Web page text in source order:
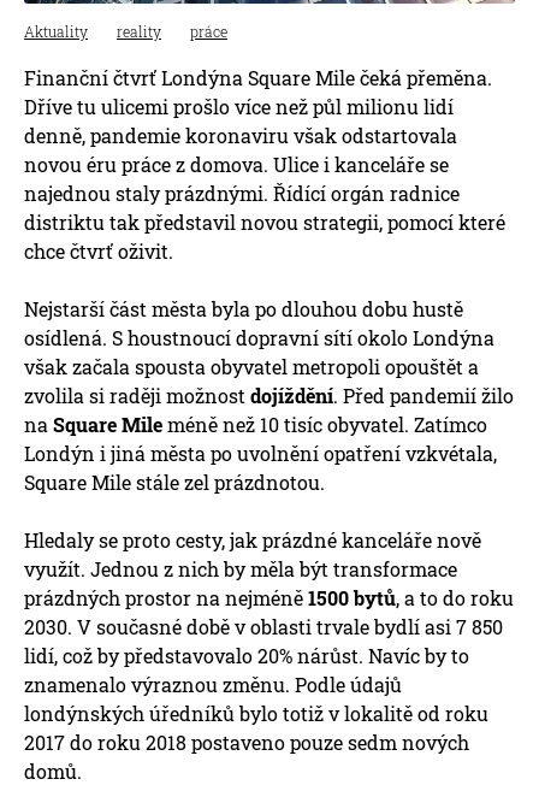
Aktuality reality práce
Finanční čtvrť Londýna Square Mile čeká přeměna.
Dříve tu ulicemi prošlo více než půl milionu lidí
denně, pandemie koronaviru však odstartovala
novou éru práce z domova. Ulice i kanceláře se
najednou staly prázdnými. Řídící orgán radnice
distriktu tak představil novou strategii, pomocí které
chce čtvrť oživit.
Nejstarší část města byla po dlouhou dobu hustě
osídlená. S houstnoucí dopravní sítí okolo Londýna
však začala spousta obyvatel metropoli opouštět a
zvolila si raději možnost dojíždění. Před pandemií žilo
na Square Mileméně než 10 tisíc obyvatel. Zatímco
Londýn i jiná města po uvolnění opatření vzkvétala,
Square Mile stále zel prázdnotou.
Hledaly se proto cesty, jak prázdné kanceláře nově
využít. Jednou z nich by měla být transformace
prázdných prostor na nejméně1500 bytů, a to do roku
2030. V současné době v oblasti trvale bydlí asi 7 850
lidí, což by představovalo 20% nárůst. Navíc by to
znamenalo výraznou změnu. Podle údajů
londýnských úředníků bylo totiž v lokalitě od roku
2017 do roku 2018 postaveno pouze sedm nových
domů.